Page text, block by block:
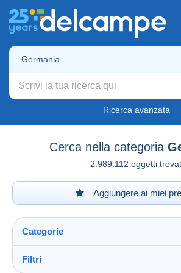
Germania
Ricerca avanzata
Cerca nella categoria
2.989.112 oggetti
Aggiungere ai miei
Categorie
Filtri